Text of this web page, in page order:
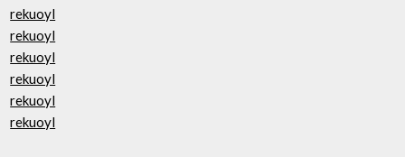
rekuoyl
rekuoyl
rekuoyl
rekuoyl
rekuoyl
rekuoyl